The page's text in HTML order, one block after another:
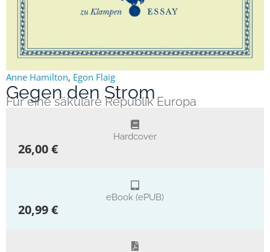
Anne Hamilton, Egon Flaig
Gegen den Strom
Für eine säkulare Republik Europa
Hardcover
26,00 €
eBook (ePUB)
20,99 €